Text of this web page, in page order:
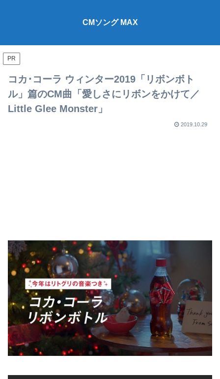
CMソング MAX
PR
コカ･コーラ ウィンター2019「リボンボト
ル」篇のCM曲「愛しさにリボンをかけて／
Little Glee Monster」
2019.10.29